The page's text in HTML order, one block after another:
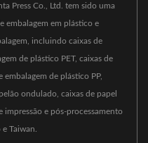
Press Co., Ltd. tem sido uma
embalagem em plástico e
incluindo caixas de
de plástico PET, caixas de
embalagem de plástico PP,
ondulado, caixas de papel
impressão e pós-processamento
Taiwan.